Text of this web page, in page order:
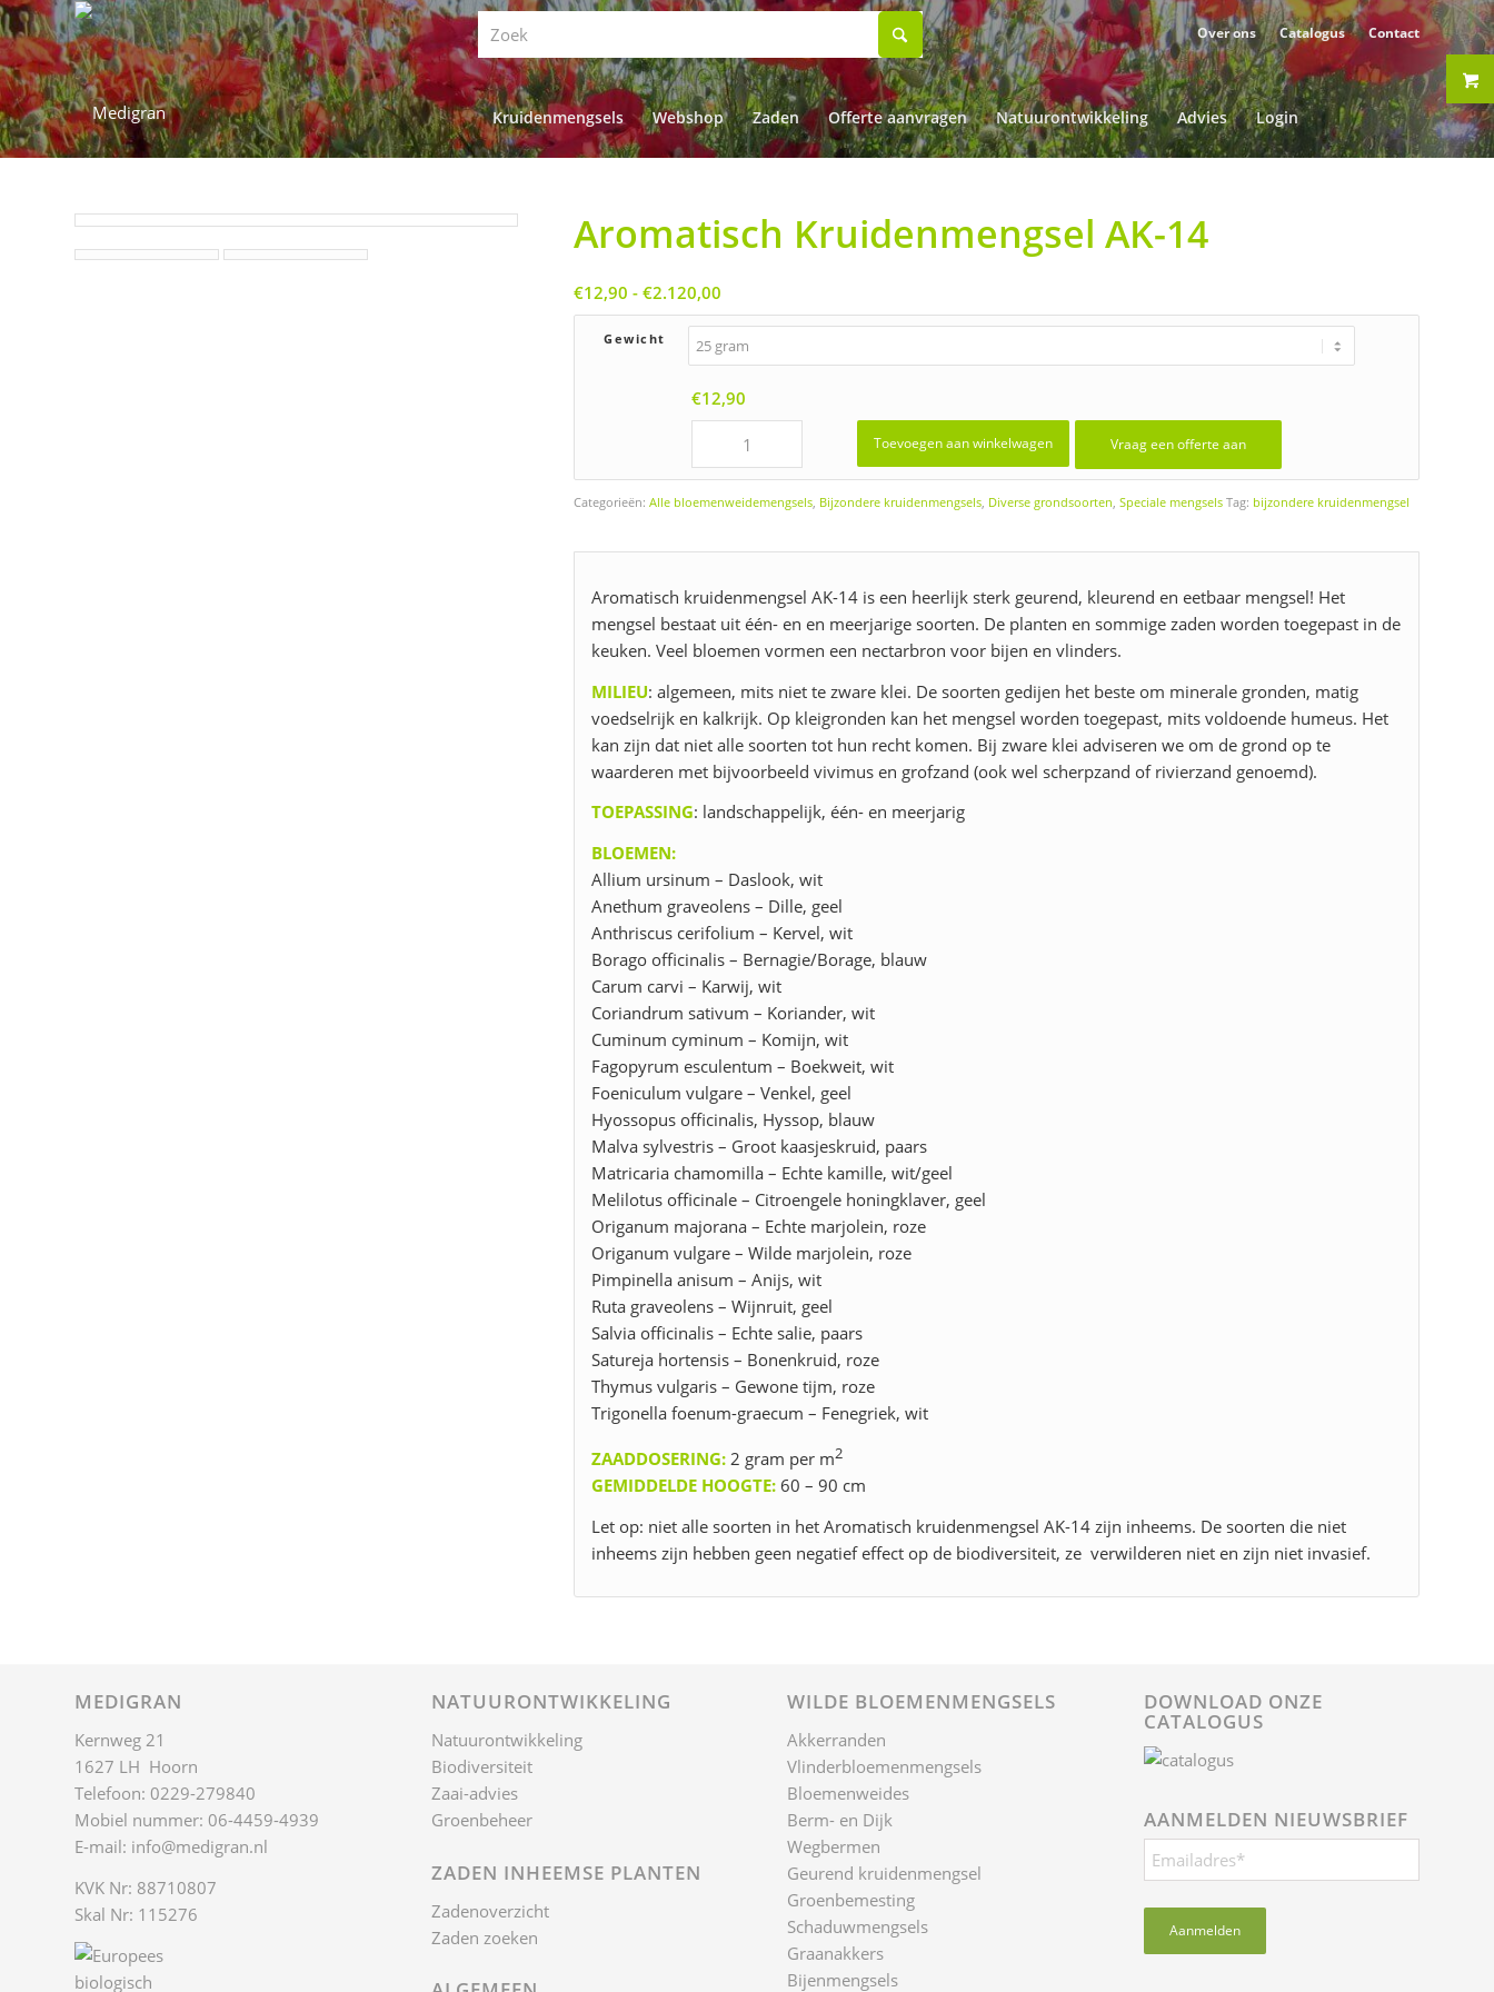
Over ons Catalogus Contact
Kruidenmengsels Webshop Zaden Offerte aanvragen Natuurontwikkeling Advies Login
Aromatisch Kruidenmengsel AK-14
€12,90 - €2.120,00
€12,90
€2.120,00
Gewicht
€12,90
Toevoegen aan winkelwagen Vraag een offerte aan
Categorieën:Alle bloemenweidemengsels, Bijzondere kruidenmengsels, Diverse grondsoorten,Speciale mengsels Tag: bijzondere kruidenmengsel
Aromatisch kruidenmengsel AK-14 is een heerlijk sterk geurend, kleurend en eetbaar mengsel! Het
mengsel bestaat uit één- en en meerjarige soorten. De planten en sommige zaden worden toegepast in de
keuken. Veel bloemen vormen een nectarbron voor bijen en vlinders.
MILIEU: algemeen, mits niet te zware klei. De soorten gedijen het beste om minerale gronden, matig
voedselrijk en kalkrijk. Op kleigronden kan het mengsel worden toegepast, mits voldoende humeus. Het
kan zijn dat niet alle soorten tot hun recht komen. Bij zware klei adviseren we om de grond op te
waarderen met bijvoorbeeld vivimus en grofzand (ook wel scherpzand of rivierzand genoemd).
TOEPASSING: landschappelijk, één- en meerjarig
BLOEMEN:
Allium ursinum – Daslook, wit
Anethum graveolens – Dille, geel
Anthriscus cerifolium – Kervel, wit
Borago officinalis – Bernagie/Borage, blauw
Carum carvi – Karwij, wit
Coriandrum sativum – Koriander, wit
Cuminum cyminum – Komijn, wit
Fagopyrum esculentum – Boekweit, wit
Foeniculum vulgare – Venkel, geel
Hyossopus officinalis, Hyssop, blauw
Malva sylvestris – Groot kaasjeskruid, paars
Matricaria chamomilla – Echte kamille, wit/geel
Melilotus officinale – Citroengele honingklaver, geel
Origanum majorana – Echte marjolein, roze
Origanum vulgare – Wilde marjolein, roze
Pimpinella anisum – Anijs, wit
Ruta graveolens – Wijnruit, geel
Salvia officinalis – Echte salie, paars
Satureja hortensis – Bonenkruid, roze
Thymus vulgaris – Gewone tijm, roze
Trigonella foenum-graecum – Fenegriek, wit
ZAADDOSERING: 2 gram per m2
GEMIDDELDE HOOGTE: 60 – 90 cm
Let op: niet alle soorten in het Aromatisch kruidenmengsel AK-14 zijn inheems. De soorten die niet
inheems zijn hebben geen negatief effect op de biodiversiteit, ze verwilderen niet en zijn niet invasief.
MEDIGRAN
Kernweg 21
1627 LH Hoorn
Telefoon: 0229-279840
Mobiel nummer: 06-4459-4939
E-mail: info@medigran.nl
KVK Nr: 88710807
Skal Nr: 115276
NATUURONTWIKKELING
Natuurontwikkeling
Biodiversiteit
Zaai-advies
Groenbeheer
ZADEN INHEEMSE PLANTEN
Zadenoverzicht
Zaden zoeken
WILDE BLOEMENMENGSELS
Akkerranden
Vlinderbloemenmengsels
Bloemenweides
Berm- en Dijk
Wegbermen
Geurend kruidenmengsel
Groenbemesting
Schaduwmengsels
Graanakkers
Bijenmengsels
DOWNLOAD ONZE
CATALOGUS
AANMELDEN NIEUWSBRIEF